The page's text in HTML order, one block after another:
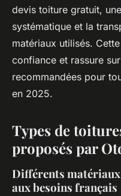
devis toiture gratuit,
systématique et la
matériaux utilisés.
confiance et rassure
recommandées pour
en 2025.
Types de
proposés par
Différents
aux besoins français